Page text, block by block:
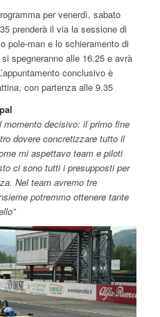
per venerdì, sabato
prenderà il via la sessione di
pole-man e lo schieramento di
spegneranno alle 16.25 e avrà
conclusivo è
con partenza alle 9.35
momento decisivo: il primo fine
dovere concretizzare tutto il
mi aspettavo team e piloti
ci sono tutti i presupposti per
Nel team avremo tre
potremmo ottenere tante